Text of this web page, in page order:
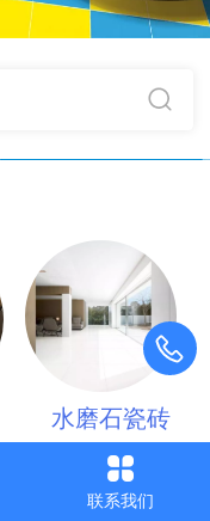
水磨石瓷砖
联系我们